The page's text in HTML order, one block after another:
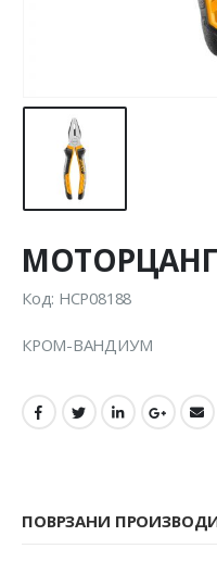
Код: HCP08188
КРОМ-ВАНДИУМ
ПОВРЗАНИ